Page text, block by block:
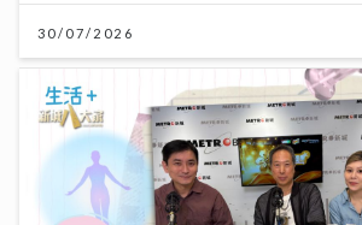
30/07/2026
03/08/2026